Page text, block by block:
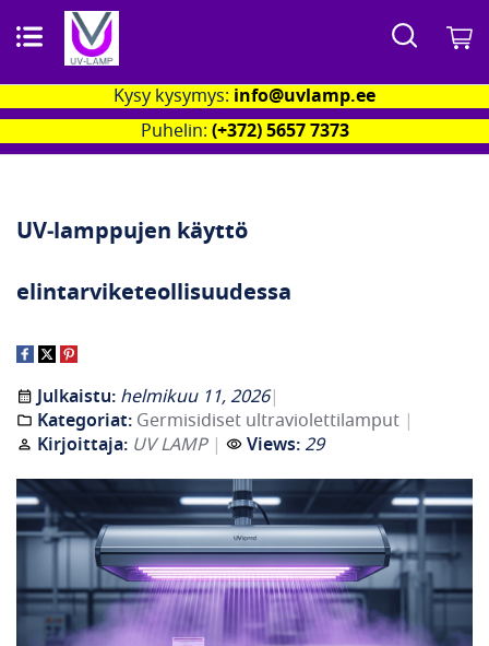
Search
Kysy kysymys: info@uvlamp.ee
Puhelin: (+372) 5657 7373
UV‑lamppujen käyttö
elintarviketeollisuudessa
Julkaistu: helmikuu 11, 2026
Kategoriat: Germisidiset ultraviolettilamput
Kirjoittaja: UV LAMP Views:29